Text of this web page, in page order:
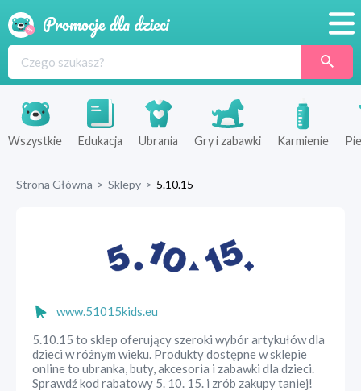
Produkty
Sklepy
Wszystkie Edukacja Ubrania Gry i zabawki Karmienie
Strona Główna > Sklepy > 5.10.15
www.51015kids.eu
5.10.15 to sklep oferujący szeroki wybór artykułów dla
dzieci w różnym wieku. Produkty dostępne w sklepie
online to ubranka, buty, akcesoria i zabawki dla dzieci.
Sprawdź kod rabatowy 5. 10. 15. i zrób zakupy taniej!